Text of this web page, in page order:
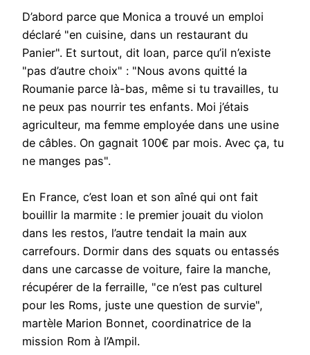
D’abord parce que Monica a trouvé un emploi
déclaré "en cuisine, dans un restaurant du
Panier". Et surtout, dit Ioan, parce qu’il n’existe
"pas d’autre choix" : "Nous avons quitté la
Roumanie parce là-bas, même si tu travailles, tu
ne peux pas nourrir tes enfants. Moi j’étais
agriculteur, ma femme employée dans une usine
de câbles. On gagnait 100€ par mois. Avec ça, tu
ne manges pas".
En France, c’est Ioan et son aîné qui ont fait
bouillir la marmite : le premier jouait du violon
dans les restos, l’autre tendait la main aux
carrefours. Dormir dans des squats ou entassés
dans une carcasse de voiture, faire la manche,
récupérer de la ferraille, "ce n’est pas culturel
pour les Roms, juste une question de survie",
martèle Marion Bonnet, coordinatrice de la
mission Rom à l’Ampil.